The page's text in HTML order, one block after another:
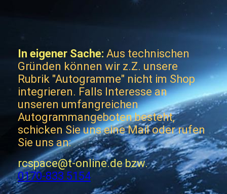
In eigener Sache: Aus technischen
Gründen können wir z.Z. unsere
Rubrik "Autogramme" nicht im Shop
integrieren. Falls Interesse an
unseren umfangreichen
Autogrammangeboten besteht,
schicken Sie uns eine Mail oder rufen
Sie uns an:
rcspace@t-online.de bzw.
0170-833 5154